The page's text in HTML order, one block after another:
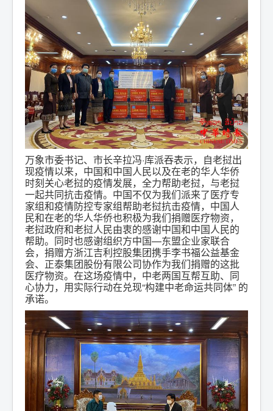
万象市委书记、市长辛拉冯·库派吞表示，自老挝出
现疫情以来，中国和中国人民以及在老的华人华侨
时刻关心老挝的疫情发展，全力帮助老挝，与老挝
一起共同抗击疫情。中国不仅为我们派来了医疗专
家组和疫情防控专家组帮助老挝抗击疫情，中国人
民和在老的华人华侨也积极为我们捐赠医疗物资，
老挝政府和老挝人民由衷的感谢中国和中国人民的
帮助。同时也感谢组织方中国—东盟企业家联合
会，捐赠方浙江吉利控股集团携手李书福公益基金
会、正泰集团股份有限公司协作为我们捐赠的这批
医疗物资。在这场疫情中，中老两国互帮互助、同
心协力，用实际行动在兑现“构建中老命运共同体” 的
承诺。